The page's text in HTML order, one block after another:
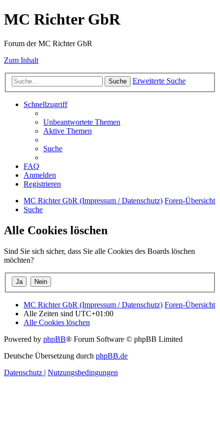
MC Richter GbR
Forum der MC Richter GbR
Zum Inhalt
Suche Erweiterte Suche
Schnellzugriff
Unbeantwortete Themen
Aktive Themen
Suche
FAQ
Anmelden
Registrieren
MC Richter GbR (Impressum / Datenschutz) Foren-Übersicht
Suche
Alle Cookies löschen
Sind Sie sich sicher, dass Sie alle Cookies des Boards löschen
möchten?
MC Richter GbR (Impressum / Datenschutz) Foren-Übersicht
Alle Zeiten sind UTC+01:00
Alle Cookies löschen
Powered by phpBB® Forum Software © phpBB Limited
Deutsche Übersetzung durch phpBB.de
Datenschutz | Nutzungsbedingungen